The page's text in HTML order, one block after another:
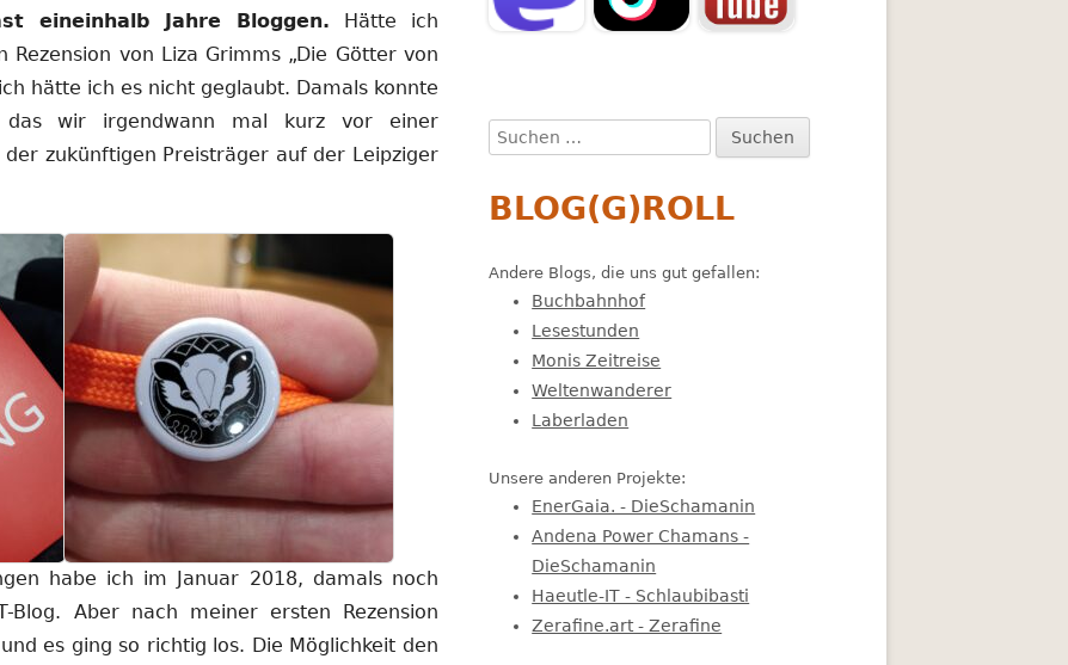
eineinhalb Jahre Bloggen. Hätte ich
von Liza Grimms „Die Götter von
hätte ich es nicht geglaubt. Damals konnte
wir irgendwann mal kurz vor einer
zukünftigen Preisträger auf der Leipziger
habe ich im Januar 2018, damals noch
Aber nach meiner ersten Rezension
es ging so richtig los. Die Möglichkeit den
Suchen
nach:
BLOG(G)ROLL
Andere Blogs, die uns gut gefallen:
Buchbahnhof
Lesestunden
Monis Zeitreise
Weltenwanderer
Laberladen
Unsere anderen Projekte:
EnerGaia. - DieSchamanin
Andena Power Chamans -
DieSchamanin
Haeutle-IT - Schlaubibasti
Zerafine.art - Zerafine